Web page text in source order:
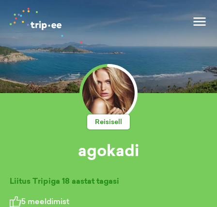
Reisisell
agokadi
Liitus Tripiga 18 aastat tagasi
5 meeldimist